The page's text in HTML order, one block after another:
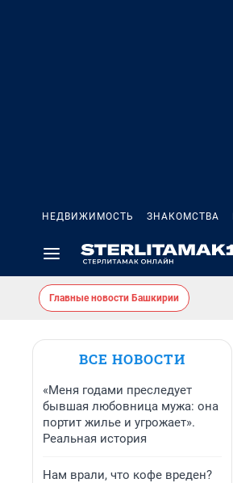
НЕДВИЖИМОСТЬ ЗНАКОМСТВА
Главные новости Башкирии
ВСЕ НОВОСТИ
«Меня годами преследует
бывшая любовница мужа: она
портит жилье и угрожает».
Реальная история
Нам врали, что кофе вреден?